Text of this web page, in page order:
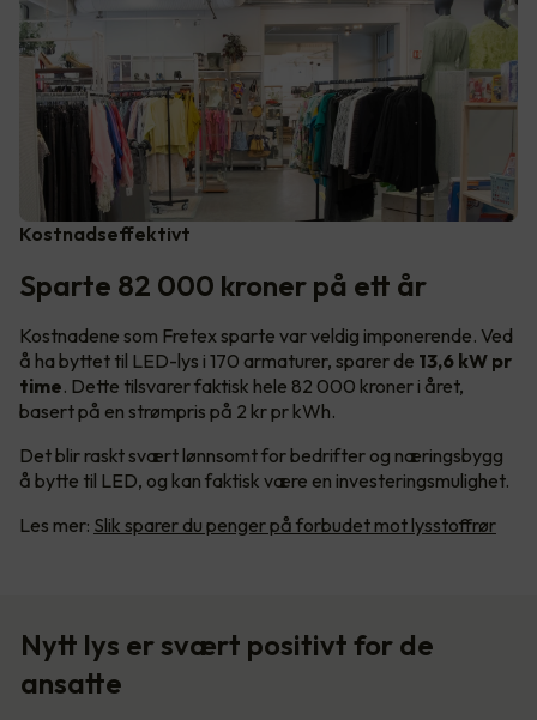
Kostnadseffektivt
Sparte 82 000 kroner på ett år
Kostnadene som Fretex sparte var veldig imponerende. Ved
å ha byttet til LED-lys i 170 armaturer, sparer de 13,6 kW pr
time. Dette tilsvarer faktisk hele 82 000 kroner i året,
basert på en strømpris på 2 kr pr kWh.
Det blir raskt svært lønnsomt for bedrifter og næringsbygg
å bytte til LED, og kan faktisk være en investeringsmulighet.
Les mer: Slik sparer du penger på forbudet mot lysstoffrør
Nytt lys er svært positivt for de
ansatte